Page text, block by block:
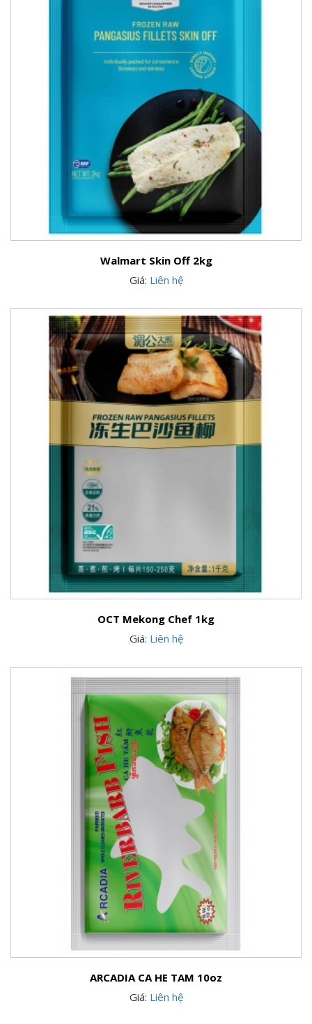
Walmart Skin Off 2kg
Giá: Liên hệ
OCT Mekong Chef 1kg
Giá: Liên hệ
ARCADIA CA HE TAM 10oz
Giá: Liên hệ